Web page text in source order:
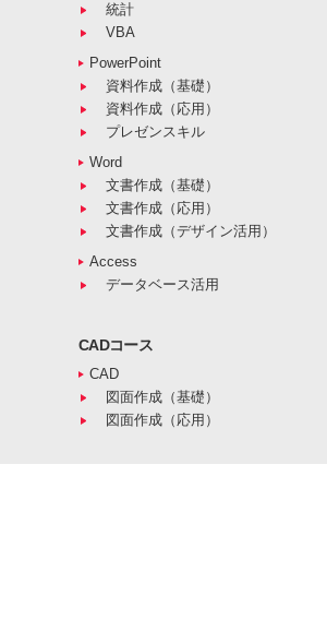
統計
VBA
PowerPoint
資料作成（基礎）
資料作成（応用）
プレゼンスキル
Word
文書作成（基礎）
文書作成（応用）
文書作成（デザイン活用）
Access
データベース活用
CADコース
CAD
図面作成（基礎）
図面作成（応用）